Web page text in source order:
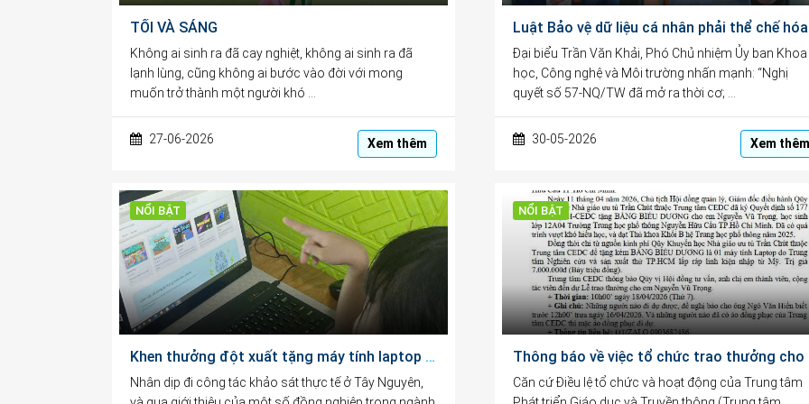
TỐI VÀ SÁNG
Không ai sinh ra đã cay nghiệt, không ai sinh ra đã
lạnh lùng, cũng không ai bước vào đời với mong
muốn trở thành một người khó …
27-06-2026 Xem thêm
Đại biểu Trần Văn Khải, Phó Chủ nhiệm Ủy ban Khoa
học, Công nghệ và Môi trường nhấn mạnh: “Nghị
quyết số 57-NQ/TW đã mở ra thời cơ; …
30-05-2026 Xem thêm
NỔI BẬT
Khen thưởng đột xuất tặng máy tính laptop cho học sinh ở Đắk Lắk
Nhân dịp đi công tác khảo sát thực tế ở Tây Nguyên,
NỔI BẬT
Căn cứ Điều lệ tổ chức và hoạt động của Trung tâm